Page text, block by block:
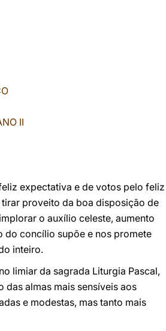
II
expectativa e de votos pelo feliz
proveito da boa disposição de
o auxílio celeste, aumento
do concílio supõe e nos promete
inteiro.
limiar da sagrada Liturgia Pascal,
das almas mais sensíveis aos
e modestas, mas tanto mais